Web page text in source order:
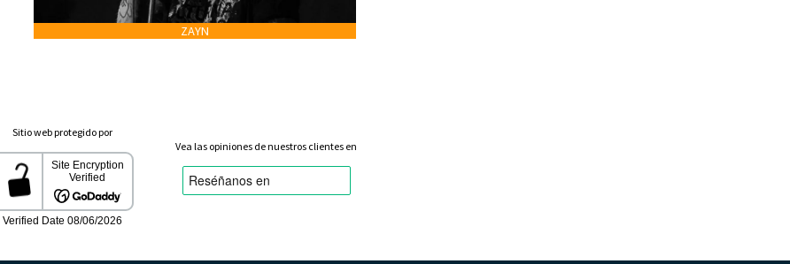
ZAYN
Sitio web protegido por
Vea las opiniones de nuestros clientes en